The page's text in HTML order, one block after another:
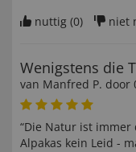
nuttig (0) niet
Wenigstens die
van Manfred P. door
“Die Natur ist immer
Alpakas kein Leid -